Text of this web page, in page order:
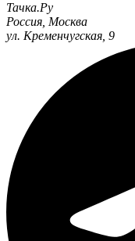
Тачка.Ру
Россия Москва
ул. Кременчугская, 9